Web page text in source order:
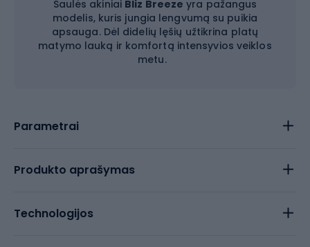
Saulės akiniai Bliz Breeze yra pažangus
modelis, kuris jungia lengvumą su puikia
apsauga. Dėl didelių lęšių užtikrina platų
matymo lauką ir komfortą intensyvios veiklos
metu.
Parametrai
Produkto aprašymas
Technologijos